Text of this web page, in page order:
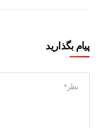
پیام بگذارید